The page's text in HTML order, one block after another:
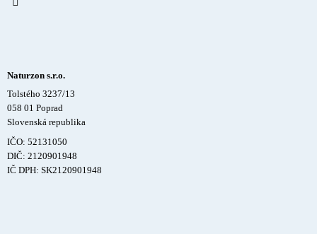
Naturzon s.r.o.
Tolstého 3237/13
058 01 Poprad
Slovenská republika
IČO: 52131050
DIČ: 2120901948
IČ DPH: SK2120901948